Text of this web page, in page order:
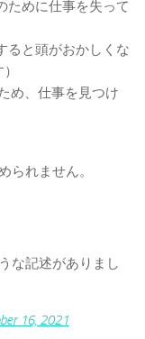
ために仕事を失って
ると頭がおかしくな
め、仕事を見つけ
られません。
な記述がありまし
16, 2021